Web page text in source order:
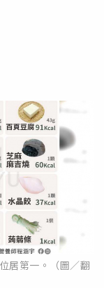
居第一。（圖／翻